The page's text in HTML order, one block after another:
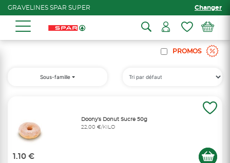
GRAVELINES SPAR SUPER Changer
PROMOS
Sous-famille
Doony’s Donut Sucre 50g
22,00 €/KILO
1.10 €